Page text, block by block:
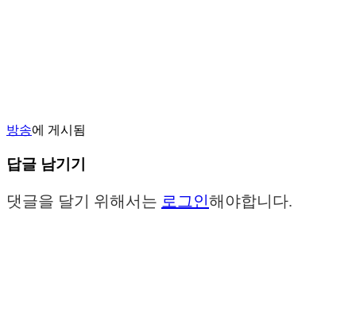
방송에 게시됨
답글 남기기
댓글을 달기 위해서는 로그인해야합니다.